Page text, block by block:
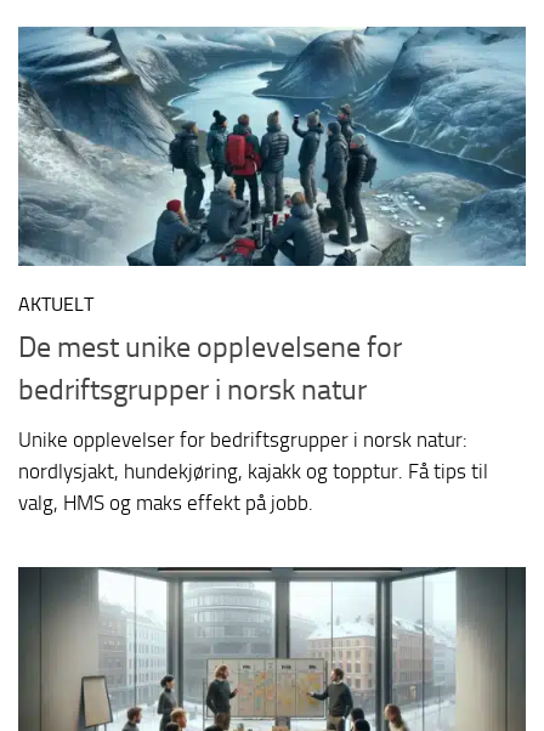
AKTUELT
De mest unike opplevelsene for
bedriftsgrupper i norsk natur
Unike opplevelser for bedriftsgrupper i norsk natur:
nordlysjakt, hundekjøring, kajakk og topptur. Få tips til
valg, HMS og maks effekt på jobb.